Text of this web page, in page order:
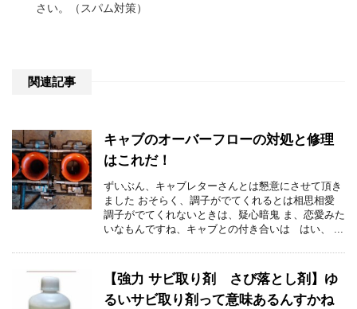
さい。（スパム対策）
関連記事
キャブのオーバーフローの対処と修理
はこれだ！
ずいぶん、キャブレターさんとは懇意にさせて頂き
ました おそらく、調子がでてくれるとは相思相愛
調子がでてくれないときは、疑心暗鬼 ま、恋愛みた
いなもんですね、キャブとの付き合いは はい、 ...
【強力 サビ取り剤 さび落とし剤】ゆ
るいサビ取り剤って意味あるんすかね